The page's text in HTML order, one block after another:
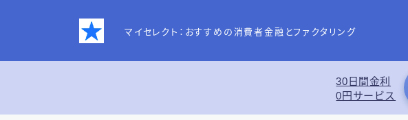
マイセレクト：おすすめの消費者金融とファクタリング
あわせて
30日間金利
0円サービス